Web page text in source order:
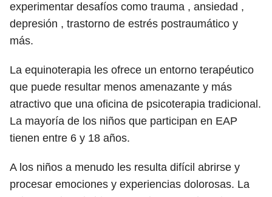
experimentar desafíos como trauma , ansiedad ,
depresión , trastorno de estrés postraumático y
más.
La equinoterapia les ofrece un entorno terapéutico
que puede resultar menos amenazante y más
atractivo que una oficina de psicoterapia tradicional.
La mayoría de los niños que participan en EAP
tienen entre 6 y 18 años.
A los niños a menudo les resulta difícil abrirse y
procesar emociones y experiencias dolorosas. La